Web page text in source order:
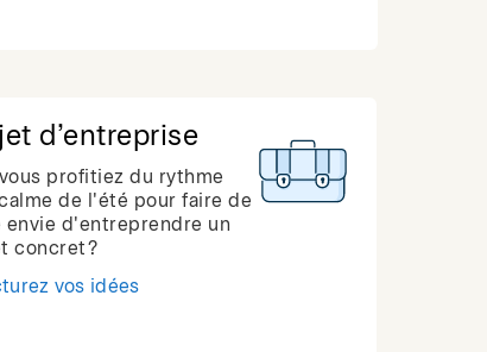
d’entreprise
profitiez du rythme
de l'été pour faire de
envie d'entreprendre un
concret?
vos idées